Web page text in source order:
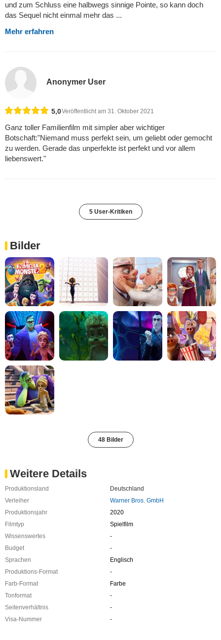
und zum Schluss eine halbwegs sinnige Pointe, so kann doch
das Sequel nicht einmal mehr das ...
Mehr erfahren
Anonymer User
5,0Veröffentlicht am 31. Oktober 2021
Ganz toller Familienfilm mit simpler aber wichtiger
Botschaft:"Niemand muss perfekt sein, um geliebt oder gemocht
zu werden. Gerade das unperfekte ist perfekt und vor allem
liebenswert."
5 User-Kritiken
Bilder
48 Bilder
Weitere Details
Produktionsland
Deutschland
Verleiher
Warner Bros. GmbH
Produktionsjahr
2020
Filmtyp
Spielfilm
Wissenswertes
-
Budget
-
Sprachen
Englisch
Produktions-Format
-
Farb-Format
Farbe
Tonformat
-
Seitenverhältnis
-
Visa-Nummer
-